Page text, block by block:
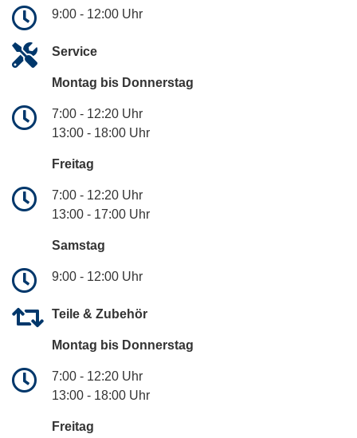
9:00 - 12:00 Uhr
Service
Montag bis Donnerstag
7:00 - 12:20 Uhr
13:00 - 18:00 Uhr
Freitag
7:00 - 12:20 Uhr
13:00 - 17:00 Uhr
Samstag
9:00 - 12:00 Uhr
Teile & Zubehör
Montag bis Donnerstag
7:00 - 12:20 Uhr
13:00 - 18:00 Uhr
Freitag